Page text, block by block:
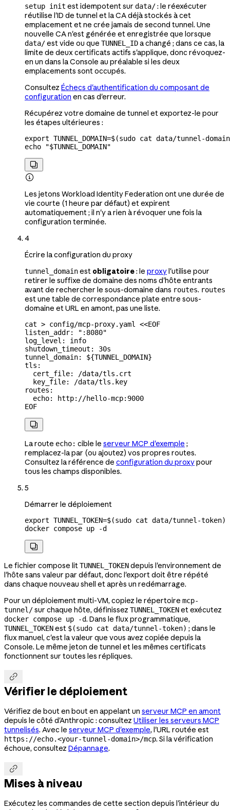
setup init est idempotent sur data/: le réexécuter
réutilise l'ID de tunnel et la CA déjà stockés à cet
emplacement et ne crée jamais de second tunnel. Une
nouvelle CA n'est générée et enregistrée que lorsque
data/est vide ou que TUNNEL_IDa changé ; dans ce cas, la
limite de deux certificats actifs s'applique, donc révoquez-
en un dans la Console au préalable si les deux
emplacements sont occupés.
Consultez Échecs d'authentification du composant de
configuration en cas d'erreur.
Récupérez votre domaine de tunnel et exportez-le pour
les étapes ultérieures :
export TUNNEL_DOMAIN=$(sudo cat data/tunnel-domain
echo "$TUNNEL_DOMAIN"


Les jetons Workload Identity Federation ont une durée de
vie courte (1 heure par défaut) et expirent
automatiquement ; il n'y a rien à révoquer une fois la
configuration terminée.
4
Écrire la configuration du proxy
tunnel_domainest obligatoire: le proxy l'utilise pour
retirer le suffixe de domaine des noms d'hôte entrants
avant de rechercher le sous-domaine dans routes. routes
est une table de correspondance plate entre sous-
domaine et URL en amont, pas une liste.
cat > config/mcp-proxy.yaml <<EOF
listen_addr: ":8080"
log_level: info
shutdown_timeout: 30s
tunnel_domain: ${TUNNEL_DOMAIN}
tls:
  cert_file: /data/tls.crt
  key_file: /data/tls.key
routes:
  echo: http://hello-mcp:9000
EOF

La route echo: cible le serveur MCP d'exemple ;
remplacez-la par (ou ajoutez) vos propres routes.
Consultez la référence de configuration du proxypour
tous les champs disponibles.
5
Démarrer le déploiement
export TUNNEL_TOKEN=$(sudo cat data/tunnel-token)
docker compose up -d

Le fichier compose litTUNNEL_TOKENdepuis l'environnement de
l'hôte sans valeur par défaut, donc l'export doit être répété
dans chaque nouveau shell et après un redémarrage.
Pour un déploiement multi-VM, copiez le répertoire mcp-
tunnel/sur chaque hôte, définissez TUNNEL_TOKENet exécutez
docker compose up -d. Dans le flux programmatique,
TUNNEL_TOKENest $(sudo cat data/tunnel-token) ; dans le
flux manuel, c'est la valeur que vous avez copiée depuis la
Console. Le même jeton de tunnel et les mêmes certificats
fonctionnent sur toutes les répliques.

Vérifier le déploiement
Vérifiez de bout en bout en appelant un serveur MCP en amont
depuis le côté d'Anthropic : consultez Utiliser les serveurs MCP
tunnelisés. Avec le serveur MCP d'exemple, l'URL routée est
https://echo.<your-tunnel-domain>/mcp. Si la vérification
échoue, consultez Dépannage.

Mises à niveau
Exécutez les commandes de cette section depuis l'intérieur du